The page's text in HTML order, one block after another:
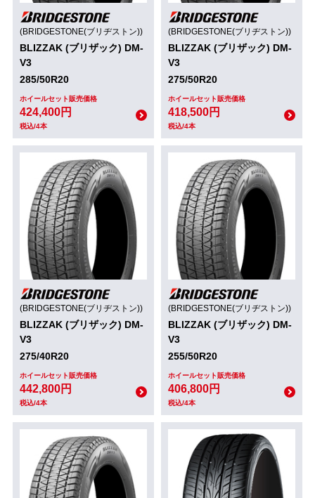
(BRIDGESTONE(ブリヂストン))
BLIZZAK (ブリザック) DM-
V3
285/50R20
ホイールセット販売価格
424,400円
税込/4本
(BRIDGESTONE(ブリヂストン))
BLIZZAK (ブリザック) DM-
V3
275/50R20
ホイールセット販売価格
418,500円
税込/4本
(BRIDGESTONE(ブリヂストン))
BLIZZAK (ブリザック) DM-
V3
275/40R20
ホイールセット販売価格
442,800円
税込/4本
(BRIDGESTONE(ブリヂストン))
BLIZZAK (ブリザック) DM-
V3
255/50R20
ホイールセット販売価格
406,800円
税込/4本